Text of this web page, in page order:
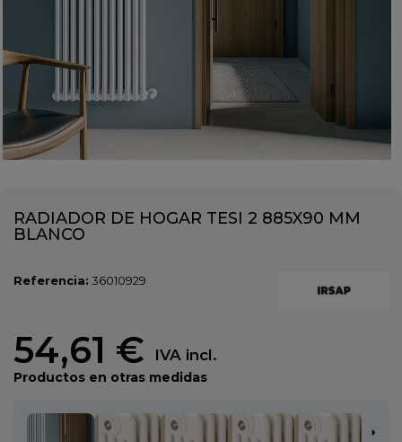
RADIADOR DE HOGAR TESI 2 885X90 MM
BLANCO
Referencia: 36010929
54,61 € IVA incl.
Productos en otras medidas